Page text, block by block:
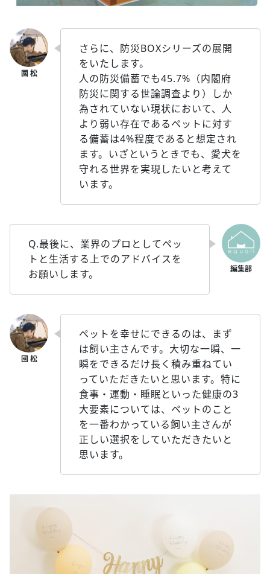
さらに、防災BOXシリーズの展開
をいたします。
人の防災備蓄でも45.7%（内閣府
防災に関する世論調査より）しか
為されていない現状において、人
より弱い存在であるペットに対す
る備蓄は4%程度であると想定され
ます。いざというときでも、愛犬を
守れる世界を実現したいと考えて
います。
Q.最後に、業界のプロとしてペッ
トと生活する上でのアドバイスを
お願いします。
ペットを幸せにできるのは、まず
は飼い主さんです。大切な一瞬、一
瞬をできるだけ長く積み重ねてい
っていただきたいと思います。特に
食事・運動・睡眠といった健康の3
大要素については、ペットのこと
を一番わかっている飼い主さんが
正しい選択をしていただきたいと
思います。